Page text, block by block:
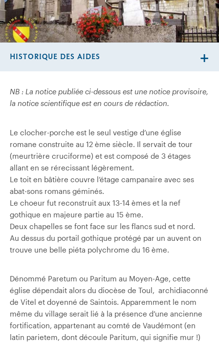
NB : La notice publiée ci-dessous est une notice provisoire,
la notice scientifique est en cours de rédaction.
Le clocher-porche est le seul vestige d’une église
romane construite au 12 ème siècle. Il servait de tour
(meurtrière cruciforme) et est composé de 3 étages
allant en se rérecissant légèrement.
Le toit en bâtière couvre l’étage campanaire avec ses
abat-sons romans géminés.
Le choeur fut reconstruit aux 13-14 èmes et la nef
gothique en majeure partie au 15 ème.
Deux chapelles se font face sur les flancs sud et nord.
Au dessus du portail gothique protégé par un auvent on
trouve une belle piéta polychrome du 16 ème.
Dénommé Paretum ou Paritum au Moyen-Age, cette
église dépendait alors du diocèse de Toul, archidiaconné
de Vitel et doyenné de Saintois. Apparemment le nom
même du village serait lié à la présence d’une ancienne
fortification, appartenant au comté de Vaudémont (en
latin parietem, dont découle Paritum, qui signifie mur !)
HISTORIQUE DES AIDES